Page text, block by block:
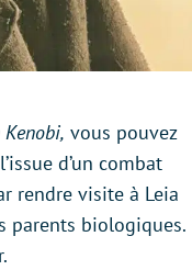
vous pouvez
d’un combat
rendre visite à Leia
parents biologiques.